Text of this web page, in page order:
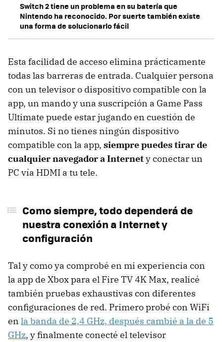
Switch 2 tiene un problema en su batería que
Nintendo ha reconocido. Por suerte también existe
una forma de solucionarlo fácil
Esta facilidad de acceso elimina prácticamente
todas las barreras de entrada. Cualquier persona
con un televisor o dispositivo compatible con la
app, un mando y una suscripción a Game Pass
Ultimate puede estar jugando en cuestión de
minutos. Si no tienes ningún dispositivo
compatible con la app, siempre puedes tirar de
cualquier navegador a Internety conectar un
PC vía HDMI a tu tele.
Como siempre, todo dependerá de
nuestra conexión a Internet y
configuración
Tal y como ya comprobé en mi experiencia con
la app de Xbox para el Fire TV 4K Max, realicé
también pruebas exhaustivas con diferentes
configuraciones de red. Primero probé con WiFi
en la banda de 2,4 GHz, después cambié a la de 5
GHz, y finalmente conecté el televisor